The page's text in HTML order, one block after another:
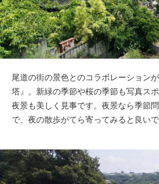
尾道の街の景色とのコラボレーション
塔』。新緑の季節や桜の季節も写真ス
夜景も美しく見事です。夜景なら季節
で、夜の散歩がてら寄ってみると良いで